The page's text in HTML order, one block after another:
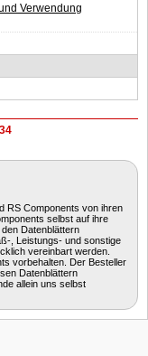
Verwendung
RS Components von ihren
selbst auf ihre
Datenblättern
, Leistungs- und sonstige
vereinbart werden.
vorbehalten. Der Besteller
Datenblättern
allein uns selbst